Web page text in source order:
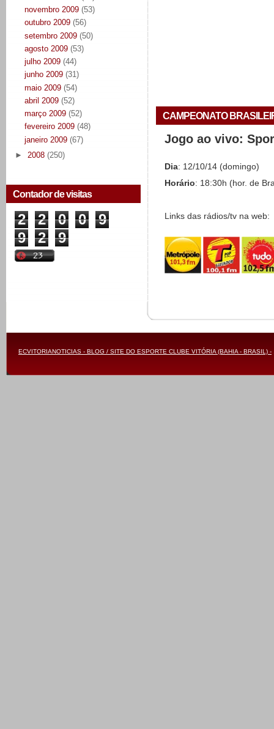
novembro 2009 (53)
outubro 2009 (56)
setembro 2009 (50)
agosto 2009 (53)
julho 2009 (44)
junho 2009 (31)
maio 2009 (54)
abril 2009 (52)
março 2009 (52)
fevereiro 2009 (48)
janeiro 2009 (67)
► 2008 (250)
Contador de visitas
2 2 0 0
9
9
2 9
CAMPEONATO
Jogo ao vivo:
Dia: 12/10/14 (domingo)
Horário: 18:30h (hor. de
Links das rádios/tv na web:
ECVITORIANOTICIAS - BLOG / SITE DO ESPORTE CLUBE VITÓRIA (BAHIA - BRASIL) -